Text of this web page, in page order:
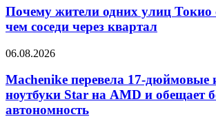
Почему жители одних улиц Токио
чем соседи через квартал
06.08.2026
Machenike перевела 17-дюймовые
ноутбуки Star на AMD и обещает
автономность